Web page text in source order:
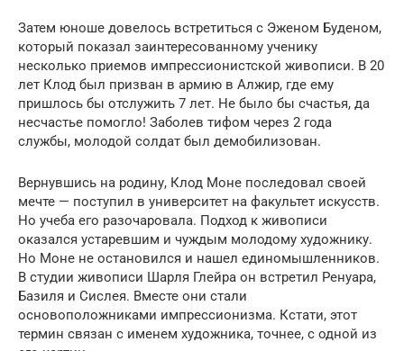
Затем юноше довелось встретиться с Эженом Буденом,
который показал заинтересованному ученику
несколько приемов импрессионистской живописи. В 20
лет Клод был призван в армию в Алжир, где ему
пришлось бы отслужить 7 лет. Не было бы счастья, да
несчастье помогло! Заболев тифом через 2 года
службы, молодой солдат был демобилизован.
Вернувшись на родину, Клод Моне последовал своей
мечте — поступил в университет на факультет искусств.
Но учеба его разочаровала. Подход к живописи
оказался устаревшим и чуждым молодому художнику.
Но Моне не остановился и нашел единомышленников.
В студии живописи Шарля Глейра он встретил Ренуара,
Базиля и Сислея. Вместе они стали
основоположниками импрессионизма. Кстати, этот
термин связан с именем художника, точнее, с одной из